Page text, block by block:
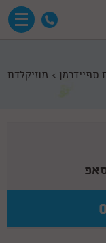
ספיידרמן
מוזיקלדת